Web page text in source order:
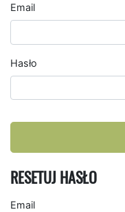
Email
Hasło
RESETUJ HASŁO
Email